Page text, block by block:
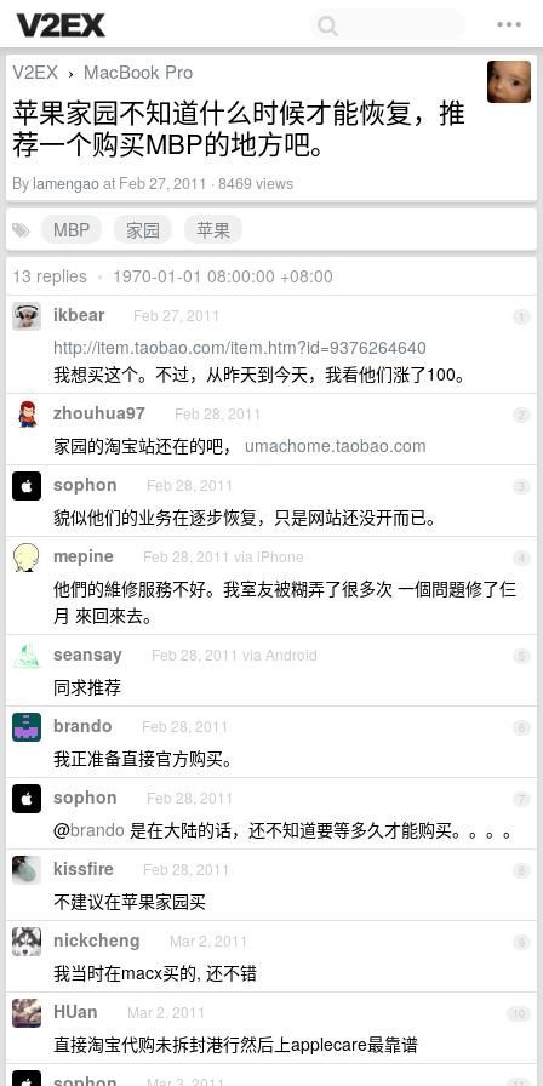
V2EX › MacBook Pro
苹果家园不知道什么时候才能恢复，推
荐一个购买MBP的地方吧。
By lamengaoat Feb 27, 2011 · 8469 views
MBP 家园
苹果
13 replies • 1970-01-01 08:00:00 +08:00
1
ikbear Feb 27, 2011
http://item.taobao.com/item.htm?id=9376264640
我想买这个。不过，从昨天到今天，我看他们涨了100。
2
zhouhua97 Feb 28, 2011
家园的淘宝站还在的吧， umachome.taobao.com
3
sophon Feb 28, 2011
貌似他们的业务在逐步恢复，只是网站还没开而已。
4
mepine Feb 28, 2011 via iPhone
他們的維修服務不好。我室友被糊弄了很多次 一個問題修了仨
月 來回來去。
5
seansay Feb 28, 2011 via Android
同求推荐
6
brando Feb 28, 2011
我正准备直接官方购买。
7
sophon Feb 28, 2011
@brando 是在大陆的话，还不知道要等多久才能购买。。。。
8
kissfire Feb 28, 2011
不建议在苹果家园买
9
nickcheng Mar 2, 2011
我当时在macx买的, 还不错
10
HUan Mar 2, 2011
直接淘宝代购未拆封港行然后上applecare最靠谱